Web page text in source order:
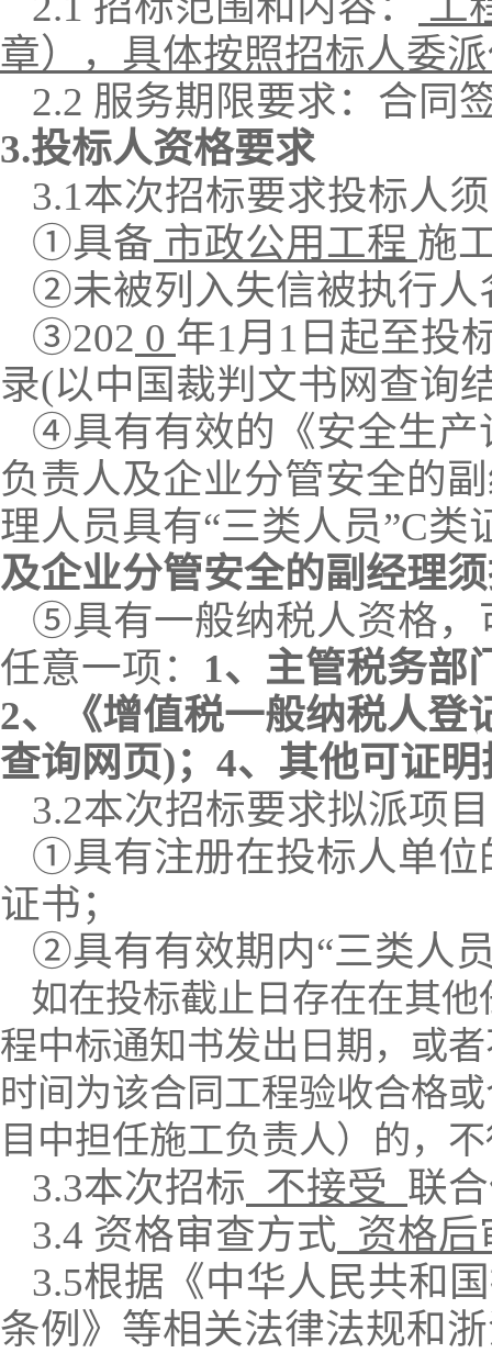
章），具体按照招标人委
2.2 服务期限要求： 合同
3.投标人资格要求
3.1本次招标要求投标人
①具备 市政公用工程 施
②未被列入失信被执行人
③202 0 年1月1日起至投
录(以中国裁判文书网查询
④具有有效的《安全生产
负责人及企业分管安全的
理人员具有“三类人员”C类
及企业分管安全的副经理
⑤具有一般纳税人资格，
任意一项： 1、主管税务部
2、《增值税一般纳税人登
查询网页)；4、其他可证
3.2本次招标要求拟派项
①具有注册在投标人单位
证书；
②具有有效期内“三类人
如在投标截止日存在在其
程中标通知书发出日期，或
时间为该合同工程验收合格
目中担任施工负责人）的，
3.3本次招标 不接受 联
3.4 资格审查方式 资格后
3.5根据《中华人民共和
条例》等相关法律法规和